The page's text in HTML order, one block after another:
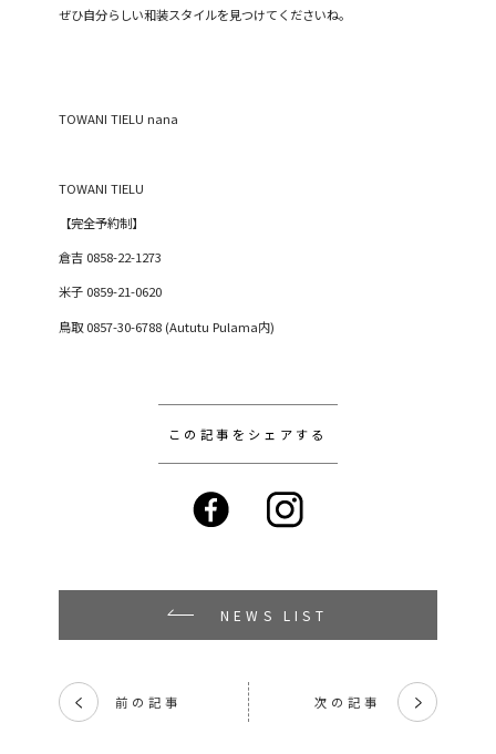
ぜひ自分らしい和装スタイルを見つけてくださいね。
TOWANI TIELU nana
TOWANI TIELU
【完全予約制】
倉吉 0858-22-1273
米子 0859-21-0620
鳥取 0857-30-6788 (Aututu Pulama内)
この記事をシェアする
NEWS LIST
く 前の記事 次の記事 く